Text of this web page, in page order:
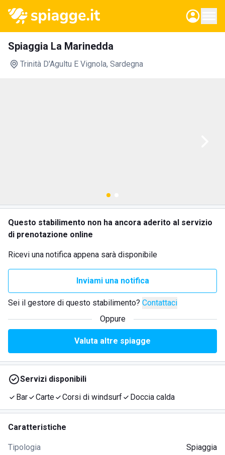
Spiaggia La Marinedda
Trinità D'Agultu E Vignola, Sardegna
Questo stabilimento non ha ancora aderito al servizio
di prenotazione online
Ricevi una notifica appena sarà disponibile
Inviami una notifica
Sei il gestore di questo stabilimento? Contattaci
Oppure
Valuta altre spiagge
Servizi disponibili
Bar
Carte Corsi di windsurf Doccia calda
Caratteristiche
Tipologia Spiaggia